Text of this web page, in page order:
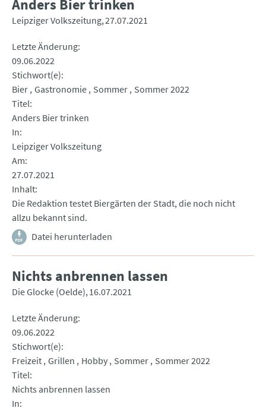
Anders Bier trinken
Leipziger Volkszeitung 27.07.2021
Letzte Änderung
09.06.2022
Stichwort(e)
Bier Gastronomie Sommer Sommer 2022
Titel
Anders Bier trinken
In
Leipziger Volkszeitung
Am
27.07.2021
Inhalt
Die Redaktion testet Biergärten der Stadt, die noch nicht
allzu bekannt sind.
Datei herunterladen
Nichts anbrennen lassen
Die Glocke (Oelde) 16.07.2021
Letzte Änderung
09.06.2022
Stichwort(e)
Freizeit Grillen Hobby Sommer Sommer 2022
Titel
Nichts anbrennen lassen
In